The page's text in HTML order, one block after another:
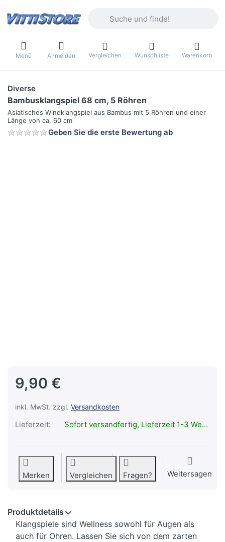
Menü Anmelden Vergleichen Wunschliste Warenkorb
Diverse
Bambusklangspiel 68 cm, 5 Röhren
Asiatisches Windklangspiel aus Bambus mit 5 Röhren und einer
Länge von ca. 60 cm
Geben Sie die erste Bewertung ab
9,90 €
inkl. MwSt. zzgl. Versandkosten
Lieferzeit: Sofort versandfertig, Lieferzeit 1-3 Werktage.
Merken Vergleichen Fragen? Weitersagen
Produktdetails
Klangspiele sind Wellness sowohl für Augen als
auch für Ohren. Lassen Sie sich von dem zarten